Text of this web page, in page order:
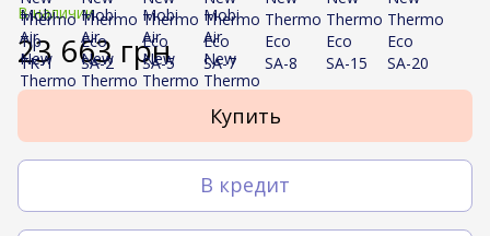
В наличии
23 663 грн
Купить
В кредит